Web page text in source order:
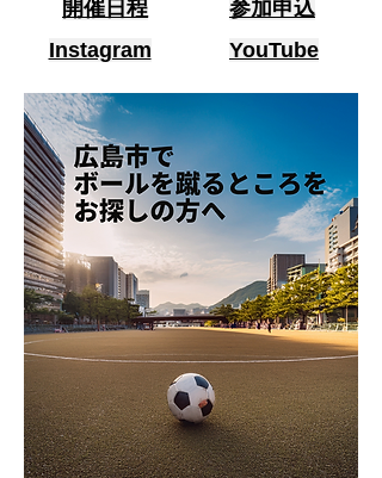
開催日程
参加申込
Instagram
YouTube